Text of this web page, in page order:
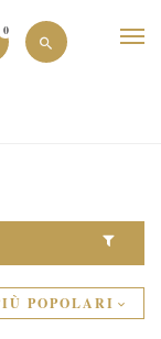
0
POPOLARI